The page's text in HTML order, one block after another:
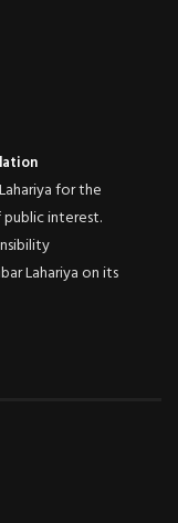
for the
interest.
Lahariya on its